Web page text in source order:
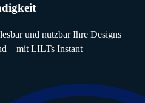
und nutzbar Ihre Designs
– mit LILTs Instant